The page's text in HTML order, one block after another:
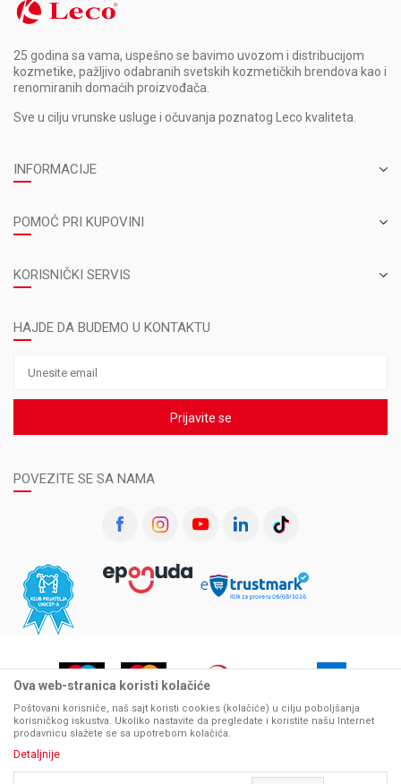
25 godina sa vama, uspešno se bavimo uvozom i distribucijom
kozmetike, pažljivo odabranih svetskih kozmetičkih brendova kao i
renomiranih domaćih proizvođača.
Sve u cilju vrunske usluge i očuvanja poznatog Leco kvaliteta.
INFORMACIJE
POMOĆ PRI KUPOVINI
KORISNIČKI SERVIS
HAJDE DA BUDEMO U KONTAKTU
Prijavite se
POVEZITE SE SA NAMA
Nastojimo da budemo što precizniji u opisu proizvoda, prikazu slika i samih cena, ali ne
Ova web-stranica koristi kolačiće
Poštovani korisniče, naš sajt koristi cookies (kolačiće) u cilju poboljšanja
korisničkog iskustva. Ukoliko nastavite da pregledate i koristite našu Internet
prodavnicu slažete se sa upotrebom kolačića.
Detaljnije